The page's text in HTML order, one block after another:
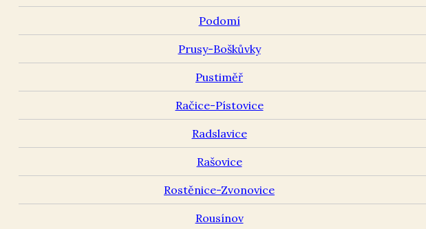
Podomí
Prusy-Boškůvky
Pustiměř
Račice-Pístovice
Radslavice
Rašovice
Rostěnice-Zvonovice
Rousínov